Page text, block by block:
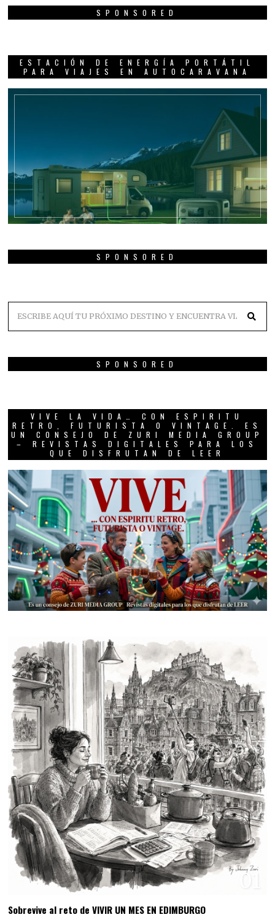
SPONSORED
ESTACIÓN DE ENERGÍA PORTÁTIL
PARA VIAJES EN AUTOCARAVANA
SPONSORED
SPONSORED
VIVE LA VIDA… CON ESPIRITU
RETRO, FUTURISTA O VINTAGE. ES
UN CONSEJO DE ZURI MEDIA GROUP
– REVISTAS DIGITALES PARA LOS
QUE DISFRUTAN DE LEER
01
Sobrevive al reto de VIVIR UN MES EN EDIMBURGO